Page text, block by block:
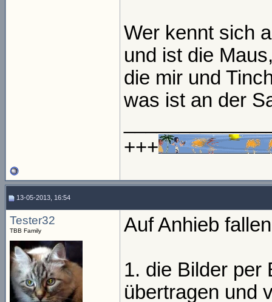
Wer kennt sich
und ist die
die mir und
was ist an der
+++
13-05-2013, 16:54
Tester32
TBB Family Auf Anhieb
1. die Bilder per
übertragen und